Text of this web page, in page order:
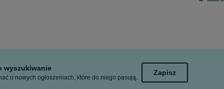
wyszukiwanie
o nowych ogłoszeniach, które do niego pasują.
Zapisz